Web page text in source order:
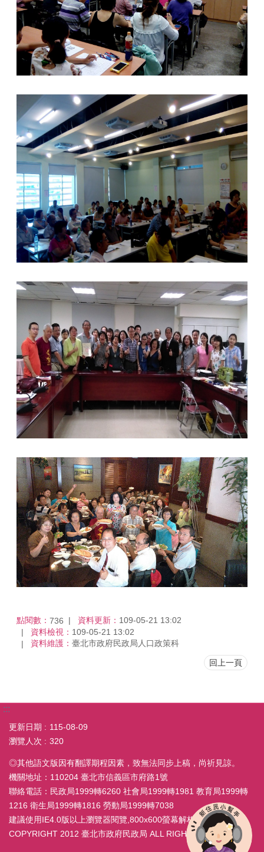
點閱數： 736 資料更新： 109-05-21 13:02
資料檢視： 109-05-21 13:02
資料維護： 臺北市政府民政局人口政策科
回上一頁
:::
更新日期
115-08-09
瀏覽人次
320
◎其他語文版因有翻譯期程因素，致無法同步上稿，尚祈見諒。
機關地址：110204 臺北市信義區市府路1號
聯絡電話：民政局1999轉6260 社會局1999轉1981 教育局1999轉
1216 衛生局1999轉1816 勞動局1999轉7038
建議使用IE4.0版以上瀏覽器閱覽,800x600螢幕解析度
COPYRIGHT 2012 臺北市政府民政局 ALL RIGHT RESERVED